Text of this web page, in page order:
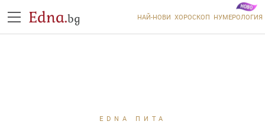
Edna.bg НАЙ-НОВИ ХОРОСКОП НУМЕРОЛОГИЯ
EDNA ПИТА